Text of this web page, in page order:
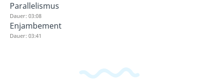
Parallelismus
Dauer: 03:08
Enjambement
Dauer: 03:41